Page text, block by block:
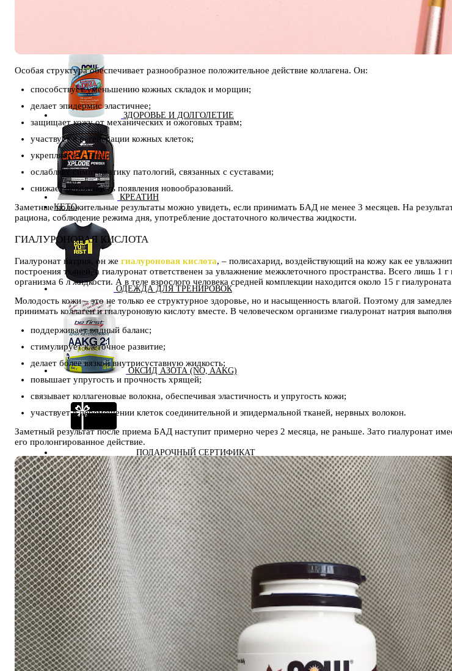
ЗДОРОВЬЕ И ДОЛГОЛЕТИЕ
КРЕАТИН
KETO
ОДЕЖДА ДЛЯ ТРЕНИРОВОК
ОКСИД АЗОТА (NO, AAKG)
ПОДАРОЧНЫЙ СЕРТИФИКАТ
ПРЕДТРЕНИРОВОЧНЫЕ КОМПЛЕКСЫ
СПЕЦИАЛЬНЫЕ ДОБАВКИ
Особая структура обеспечивает разнообразное положительное действие коллагена. Он:
способствует уменьшению кожных складок и морщин;
делает эпидермис эластичнее;
защищает кожу от механических и ожоговых травм;
участвует в регенерации кожных клеток;
укрепляет суставы;
ослабляет симптоматику патологий, связанных с суставами;
снижает вероятность появления новообразований.
Заметные положительные результаты можно увидеть, если принимать БАД не менее 3 месяцев. На
рациона, соблюдение режима дня, употребление достаточного количества жидкости.
ГИАЛУРОНОВАЯ КИСЛОТА
Гиалуронат натрия, он же гиалуроновая кислота, – полисахарид, воздействующий на кожу как ее
построения тканей, а гиалуронат ответственен за увлажнение межклеточного пространства. Всего лишь 1
организма 6 л жидкости. А в теле взрослого человека средней комплекции находится около 15 г
Молодость кожи – это не только ее структурное здоровье, но и насыщенность влагой. Поэтому для
принимать коллаген и гиалуроновую кислоту вместе. В человеческом организме гиалуронат натрия
поддерживает водный баланс;
стимулирует клеточное развитие;
делает более вязкой внутрисуставную жидкость;
повышает упругость и прочность хрящей;
связывает коллагеновые волокна, обеспечивая эластичность и упругость кожи;
участвует в перемещении клеток соединительной и эпидермальной тканей, нервных волокон.
Заметный результат после приема БАД наступит примерно через 2 месяца, не раньше. Зато гиалуронат
его пролонгированное действие.